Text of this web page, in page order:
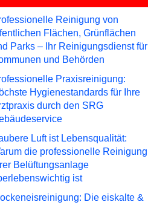
Reinigung von
Flächen, Grünflächen
Parks – Ihr Reinigungsdienst für
und Behörden
Praxisreinigung:
Hygienestandards für Ihre
durch den SRG
Luft ist Lebensqualität:
die professionelle Reinigung
Belüftungsanlage
ist
Die eiskalte &